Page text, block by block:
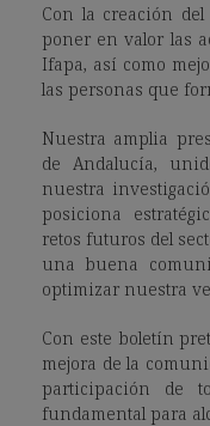
Con la creación del
poner en valor las
Ifapa, así como
las personas que
Nuestra amplia
de Andalucía,
nuestra
posiciona
retos futuros del
una buena
optimizar nuestra
Con este boletín
mejora de la
participación de
fundamental para